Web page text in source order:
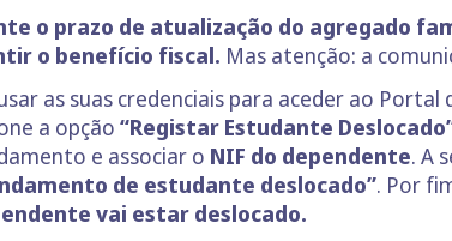
o prazo de atualização do agregado
o benefício fiscal. Mas atenção: a
as suas credenciais para aceder ao Portal
a opção “Registar Estudante
e associar o NIF do dependente. A
de estudante deslocado”. Por
vai estar deslocado.